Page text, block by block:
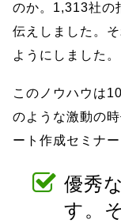
のか。1,313社の
伝えしました。
ようにしました。
このノウハウは
のような激動の
ート作成セミナ
優秀
す。